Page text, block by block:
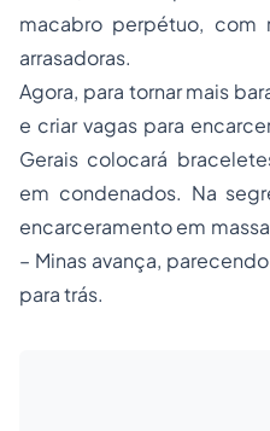
macabro perpétuo, com
arrasadoras.
Agora, para tornar mais
e criar vagas para
Gerais colocará
em condenados. Na
encarceramento em
– Minas avança,
para trás.